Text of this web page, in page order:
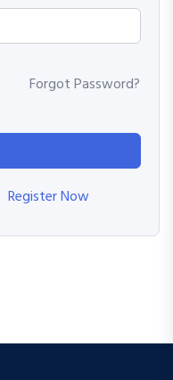
Forgot Password?
Register Now